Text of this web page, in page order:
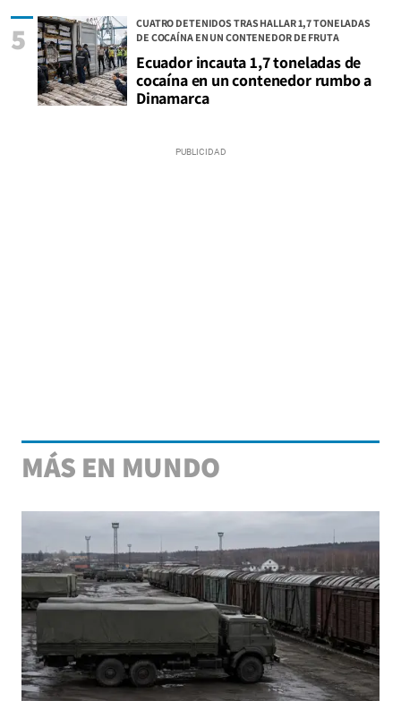
CUATRO DETENIDOS TRAS HALLAR 1,7 TONELADAS
DE COCAÍNA EN UN CONTENEDOR DE FRUTA
Ecuador incauta 1,7 toneladas de
cocaína en un contenedor rumbo a
Dinamarca
5
MÁS EN MUNDO